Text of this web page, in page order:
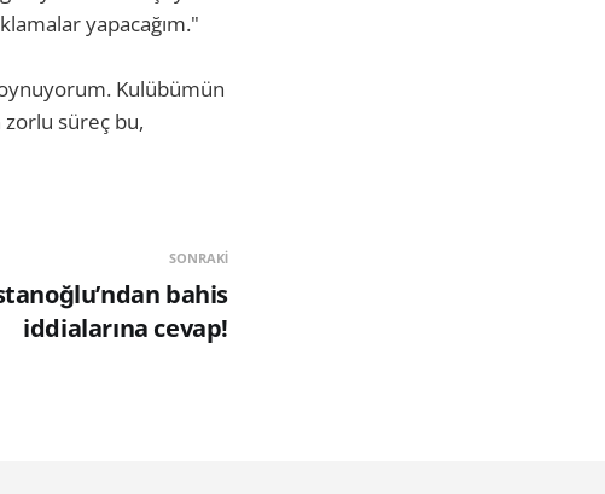
yapacağım."
Kulübümün
zorlu süreç bu,
SONRAKI
bahis
iddialarına cevap!